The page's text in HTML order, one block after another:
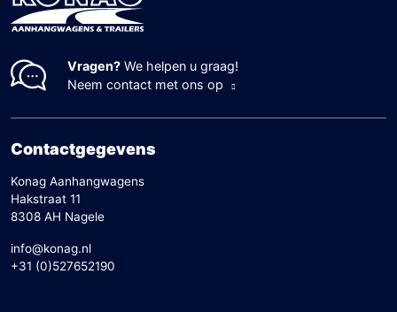
Vragen? We helpen u graag!
Neem contact met ons op
Contactgegevens
Konag Aanhangwagens
Hakstraat 11
8308 AH Nagele
info@konag.nl
+31 (0)527652190